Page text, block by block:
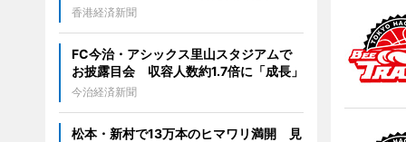
香港経済新聞
FC今治・アシックス里山スタジアムで
お披露目会 収容人数約1.7倍に「成長」
今治経済新聞
松本・新村で13万本のヒマワリ満開 見